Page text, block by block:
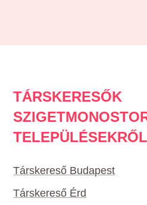
TÁRSKERESŐK
TELEPÜLÉSEKRŐL
Társkereső Budapest
Társkereső Érd